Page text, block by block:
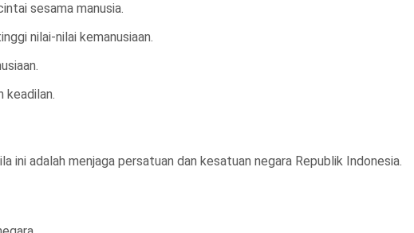
sesama manusia.
nilai-nilai kemanusiaan.
keadilan.
ini adalah menjaga persatuan dan kesatuan negara Republik Indonesia.